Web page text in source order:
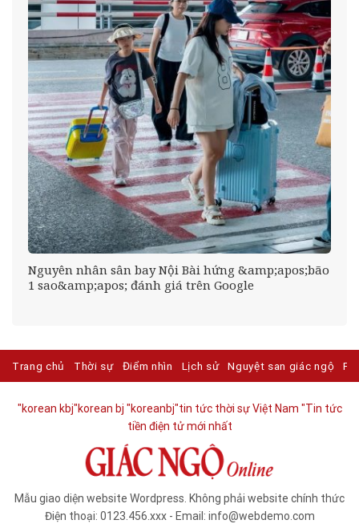
Nguyên nhân sân bay Nội Bài hứng &amp;apos;bão
1 sao&amp;apos; đánh giá trên Google
Trang chủ Thời sự Điểm nhìn Lịch sử Nguyệt san giác ngộ
"korean kbj​"korean bj "koreanbj​"tin tức thời sự Việt Nam "Tin tức
tiền điện tử mới nhất​
Mẫu giao diện website Wordpress. Không phải website chính thức
Điện thoại: 0123.456.xxx - Email: info@webdemo.com